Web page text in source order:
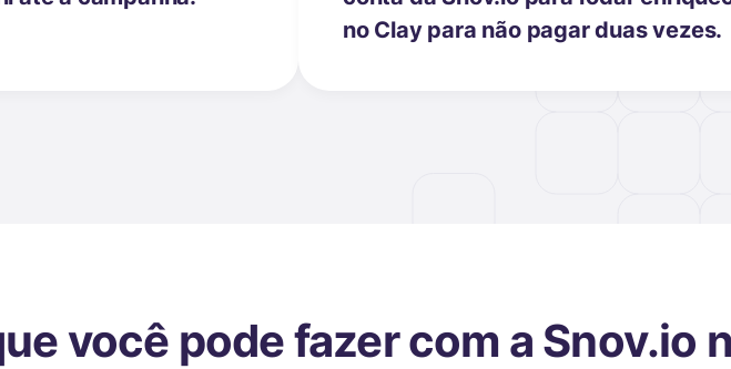
no Clay para não pagar duas vezes.
você pode fazer com a Snov.io